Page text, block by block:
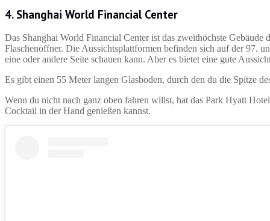
4. Shanghai World Financial Center
Das Shanghai World Financial Center ist das zweithöchste Gebäude
Flaschenöffner. Die Aussichtsplattformen befinden sich auf der 97.
eine oder andere Seite schauen kann. Aber es bietet eine gute
Es gibt einen 55 Meter langen Glasboden, durch den du die Spitze
Wenn du nicht nach ganz oben fahren willst, hat das Park Hyatt
Cocktail in der Hand genießen kannst.